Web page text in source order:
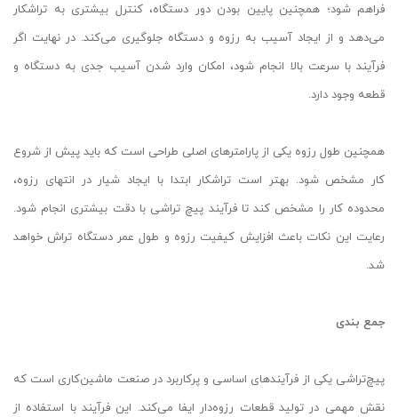
فراهم شود؛ همچنین پایین بودن دور دستگاه، کنترل بیشتری به تراشکار
می‌دهد و از ایجاد آسیب به رزوه و دستگاه جلوگیری می‌کند. در نهایت اگر
فرآیند با سرعت بالا انجام شود، امکان وارد شدن آسیب جدی به دستگاه و
قطعه وجود دارد.
همچنین طول رزوه یکی از پارامترهای اصلی طراحی است که باید پیش از شروع
کار مشخص شود. بهتر است تراشکار ابتدا با ایجاد شیار در انتهای رزوه،
محدوده کار را مشخص کند تا فرآیند پیچ تراشی با دقت بیشتری انجام شود.
رعایت این نکات باعث افزایش کیفیت رزوه و طول عمر دستگاه تراش خواهد
شد.
جمع بندی
پیچ‌تراشی یکی از فرآیندهای اساسی و پرکاربرد در صنعت ماشین‌کاری است که
نقش مهمی در تولید قطعات رزوه‌دار ایفا می‌کند. این فرآیند با استفاده از